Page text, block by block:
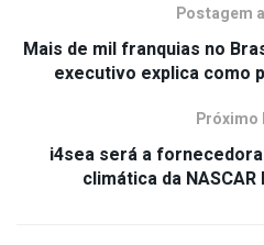
Postagem
Mais de mil franquias no
executivo explica como
Próximo
i4sea será a
climática da